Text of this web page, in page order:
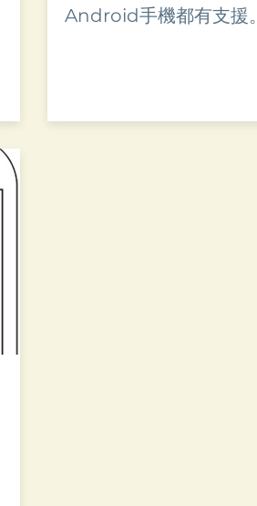
Android手機都有支援。